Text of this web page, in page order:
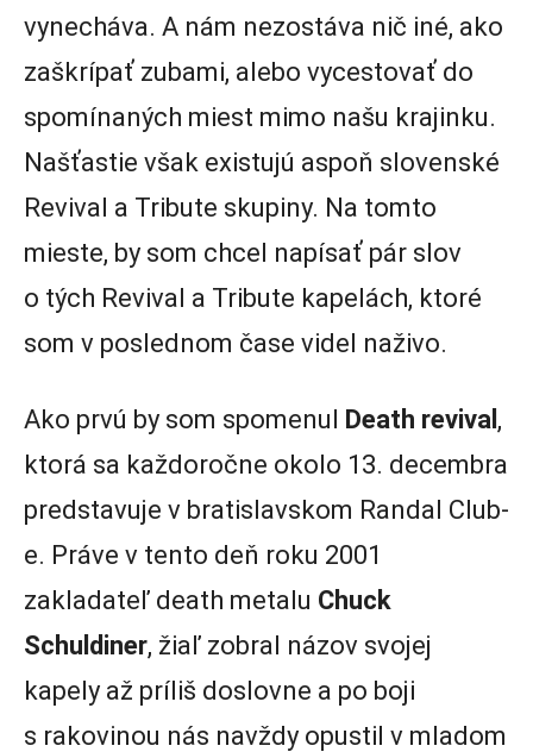
vynecháva. A nám nezostáva nič iné, ako
zaškrípať zubami, alebo vycestovať do
spomínaných miest mimo našu krajinku.
Našťastie však existujú aspoň slovenské
Revival a Tribute skupiny. Na tomto
mieste, by som chcel napísať pár slov
o tých Revival a Tribute kapelách, ktoré
som v poslednom čase videl naživo.
Ako prvú by som spomenul Death revival ,
ktorá sa každoročne okolo 13. decembra
predstavuje v bratislavskom Randal Club-
e. Práve v tento deň roku 2001
zakladateľ death metalu Chuck
Schuldiner, žiaľ zobral názov svojej
kapely až príliš doslovne a po boji
s rakovinou nás navždy opustil v mladom